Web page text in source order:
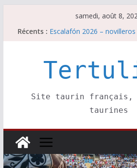
samedi, août 8,
Récents : Escalafón 2026 – novilleros
Les brèves du vendredi 7
Escalafón 2026 –
Site taurin français,
taurines